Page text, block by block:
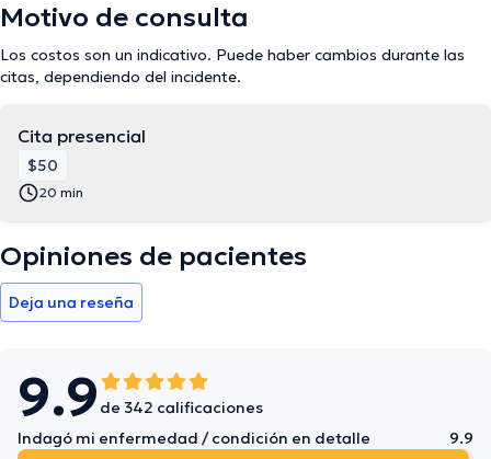
Motivo de consulta
Los costos son un indicativo. Puede haber cambios durante las
citas, dependiendo del incidente.
Cita presencial
$50
20 min
Opiniones de pacientes
Deja una reseña
9.9 de 342 calificaciones
Indagó mi enfermedad / condición en detalle
9.9